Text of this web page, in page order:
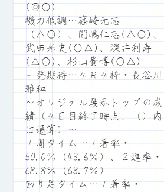
(◎○)
機力低調…篠崎元志
（△○）、間嶋仁志(△○)、
武田光史(○△)、深井利寿
(△○)、杉山貴博(○△)
一発期待…４Ｒ４枠・長谷川
雅和
～オリジナル展示トップの成
績（４日目終了時点、（）内
は通算）～
１周タイム…１着率・
50.0％（43.6％）、２連率・
68.8％（63.7％）
回り足タイム…１着率・